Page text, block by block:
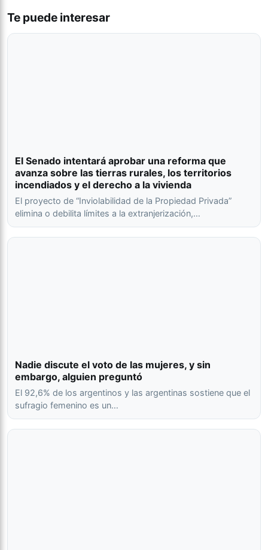
Te puede interesar
El Senado intentará aprobar una reforma que
avanza sobre las tierras rurales, los territorios
incendiados y el derecho a la vivienda
El proyecto de “Inviolabilidad de la Propiedad Privada”
elimina o debilita límites a la extranjerización,…
Nadie discute el voto de las mujeres, y sin
embargo, alguien preguntó
El 92,6% de los argentinos y las argentinas sostiene que el
sufragio femenino es un…